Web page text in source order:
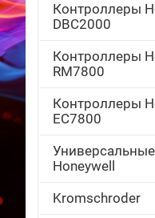
Контроллеры
DBC2000
Контроллеры
RM7800
Контроллеры
EC7800
Honeywell
Kromschroder